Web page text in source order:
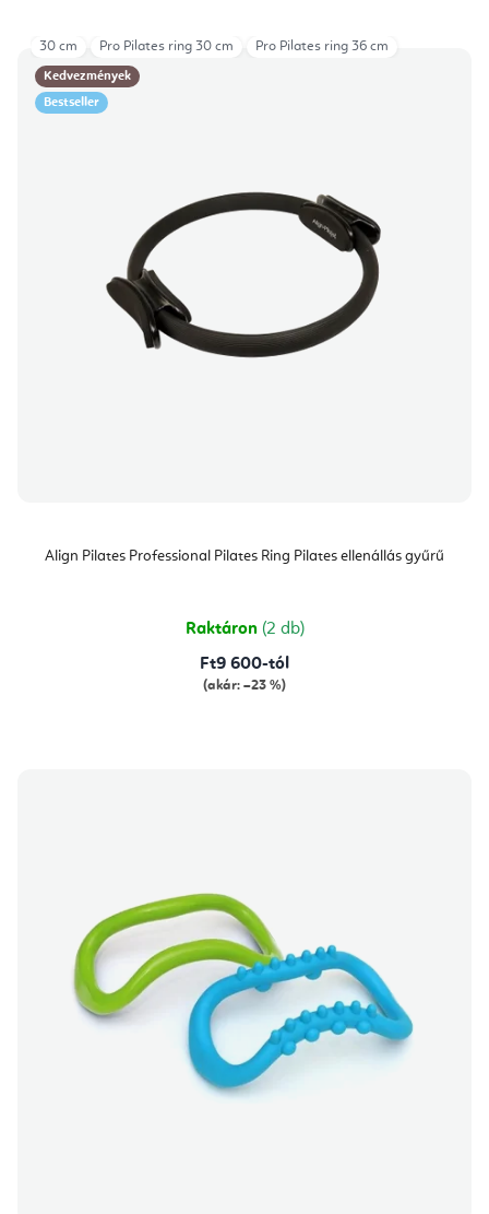
Kedvezmények
Bestseller
Align Pilates Professional Pilates Ring Pilates ellenállás gyűrű
Raktáron (2 db)
Ft9 600-tól
(akár: –23 %)
30 cm Pro Pilates ring 30 cm Pro Pilates ring 36 cm